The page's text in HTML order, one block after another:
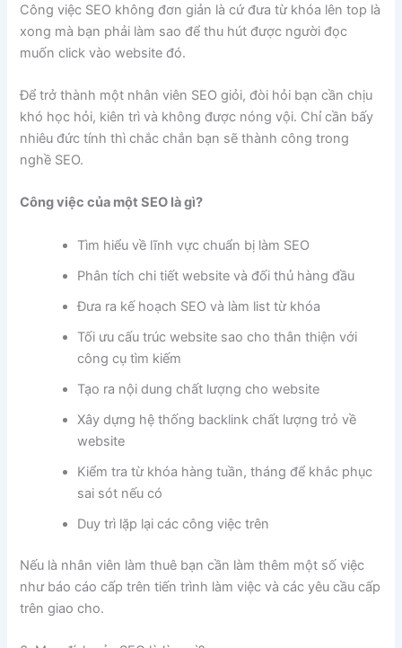
Công việc SEO không đơn giản là cứ đưa từ khóa lên top là
xong mà bạn phải làm sao để thu hút được người đọc
muốn click vào website đó.
Để trở thành một nhân viên SEO giỏi, đòi hỏi bạn cần chịu
khó học hỏi, kiên trì và không được nóng vội. Chỉ cần bấy
nhiêu đức tính thì chắc chắn bạn sẽ thành công trong
nghề SEO.
Công việc của một SEO là gì?
Tìm hiểu về lĩnh vực chuẩn bị làm SEO
Phân tích chi tiết website và đối thủ hàng đầu
Đưa ra kế hoạch SEO và làm list từ khóa
Tối ưu cấu trúc website sao cho thân thiện với
công cụ tìm kiếm
Tạo ra nội dung chất lượng cho website
Xây dựng hệ thống backlink chất lượng trỏ về
website
Kiểm tra từ khóa hàng tuần, tháng để khắc phục
sai sót nếu có
Duy trì lặp lại các công việc trên
Nếu là nhân viên làm thuê bạn cần làm thêm một số việc
như báo cáo cấp trên tiến trình làm việc và các yêu cầu cấp
trên giao cho.